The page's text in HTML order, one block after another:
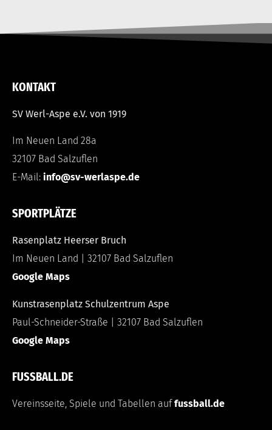
KONTAKT
SV Werl-Aspe e.V. von 1919
Im Neuen Land 28a
32107 Bad Salzuflen
E-Mail: info@sv-werlaspe.de
SPORTPLÄTZE
Rasenplatz Heerser Bruch
Im Neuen Land | 32107 Bad Salzuflen
Google Maps
Kunstrasenplatz Schulzentrum Aspe
Paul-Schneider-Straße | 32107 Bad Salzuflen
Google Maps
FUSSBALL.DE
Vereinsseite, Spiele und Tabellen auffussball.de